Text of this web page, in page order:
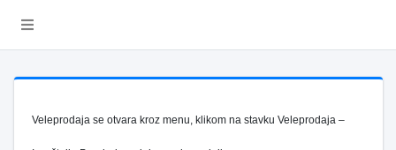
Veleprodaja se otvara kroz menu, klikom na stavku Veleprodaja –